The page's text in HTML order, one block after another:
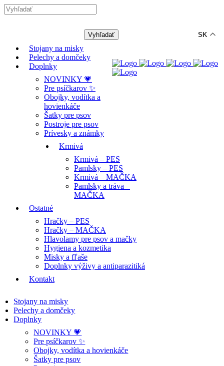
Stojany na misky
Pelechy a domčeky
Doplnky
NOVINKY 💗
Pre psíčkarov ✨
Obojky, vodítka a
hovienkáče
Šatky pre psov
Postroje pre psov
Prívesky a známky
Krmivá
Krmivá – PES
Pamlsky – PES
Krmivá – MAČKA
Pamlsky a tráva –
MAČKA
Ostatné
Hračky – PES
Hračky – MAČKA
Hlavolamy pre psov a mačky
Hygiena a kozmetika
Misky a fľaše
Doplnky výživy a antiparazitiká
Kontakt
Stojany na misky
Pelechy a domčeky
Doplnky
NOVINKY 💗
Pre psíčkarov ✨
Obojky, vodítka a hovienkáče
Šatky pre psov
SK
-12% ZĽAVA s kódom "LETO12" ☀️